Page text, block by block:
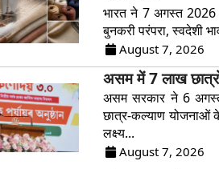
भारत ने 7 अगस्त 2026
बुनकरी परंपरा, स्वदेशी
August 7, 2026
असम में 7 लाख
असम सरकार ने 6
छात्र-कल्याण योजनाओं
लक्ष्य...
August 7, 2026